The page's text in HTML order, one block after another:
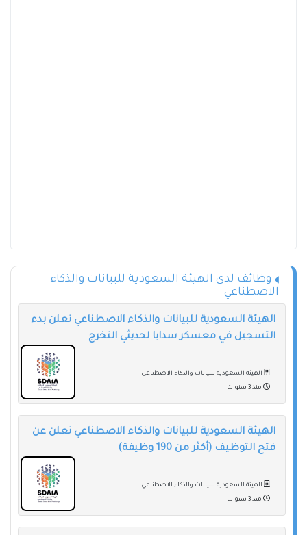
وظائف لدى الهيئة السعودية للبيانات والذكاء
الاصطناعي
الهيئة السعودية للبيانات والذكاء الاصطناعي تعلن بدء
التسجيل في معسكر سدايا لحديثي التخرج
الهيئة السعودية للبيانات والذكاء الاصطناعي
منذ 3 سنوات
الهيئة السعودية للبيانات والذكاء الاصطناعي تعلن عن
فتح التوظيف (أكثر من 190 وظيفة)
الهيئة السعودية للبيانات والذكاء الاصطناعي
منذ 3 سنوات